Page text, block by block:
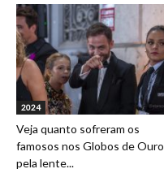
2024
Veja quanto sofreram os
famosos nos Globos de Ouro
pela lente...